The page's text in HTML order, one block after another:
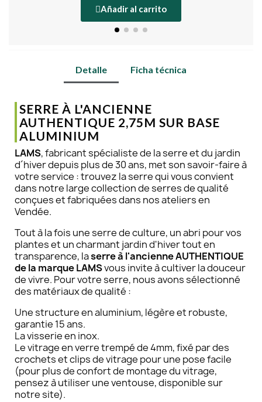
Añadir al carrito
Detalle Ficha técnica
SERRE À L'ANCIENNE
AUTHENTIQUE 2,75M SUR BASE
ALUMINIUM
LAMS, fabricant spécialiste de la serre et du jardin
d´hiver depuis plus de 30 ans, met son savoir-faire à
votre service : trouvez la serre qui vous convient
dans notre large collection de serres de qualité
conçues et fabriquées dans nos ateliers en
Vendée.
Tout à la fois une serre de culture, un abri pour vos
plantes et un charmant jardin d'hiver tout en
transparence, laserre à l'ancienne AUTHENTIQUE
de la marque LAMSvous invite à cultiver la douceur
de vivre. Pour votre serre, nous avons sélectionné
des matériaux de qualité :
Une structure en aluminium, légère et robuste,
garantie 15 ans.
La visserie en inox.
Le vitrage en verre trempé de 4mm, fixé par des
crochets et clips de vitrage pour une pose facile
(pour plus de confort de montage du vitrage,
pensez à utiliser une ventouse, disponible sur
notre site).